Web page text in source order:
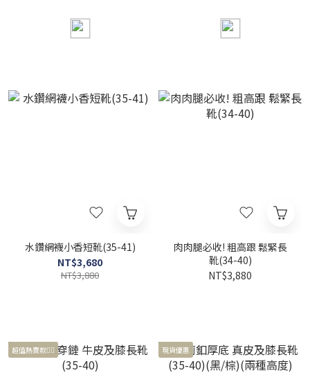
水鑽網襪小香短靴(35-41)
NT$3,680
NT$3,880
肉肉腿必收! 粗高跟 鬆緊長
靴(34-40)
NT$3,880
超值熱賣款❤️‍🔥 現貨優惠